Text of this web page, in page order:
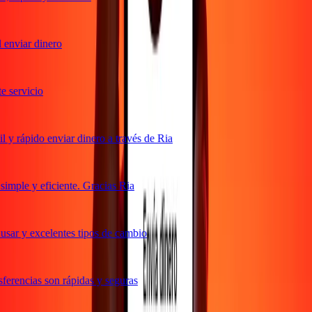
dinero
rápido enviar dinero a través de Ria
y eficiente. Gracias Ria
y excelentes tipos de cambio
son rápidas y seguras